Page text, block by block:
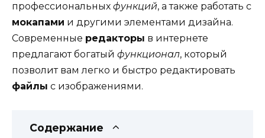
профессиональных функций, а также работать с
мокапами и другими элементами дизайна.
Современные редакторы в интернете
предлагают богатый функционал, который
позволит вам легко и быстро редактировать
файлы с изображениями.
Содержание